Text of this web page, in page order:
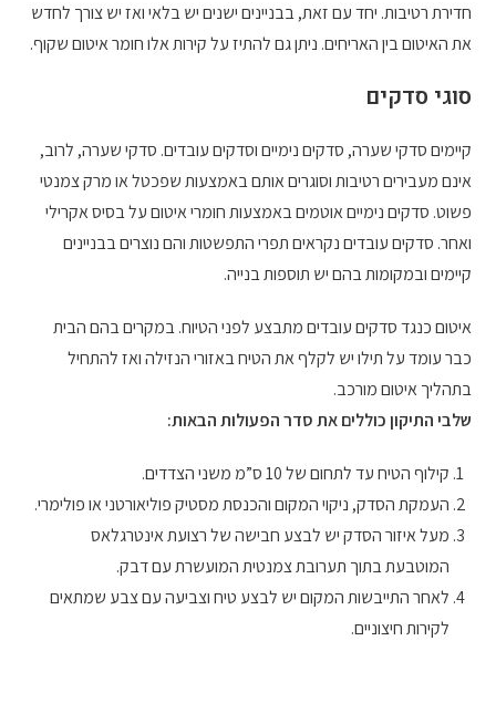
חדירת רטיבות. יחד עם זאת, בבניינים ישנים יש בלאי ואז יש צורך לחדש
את האיטום בין האריחים. ניתן גם להתיז על קירות אלו חומר איטום שקוף.
סוגי סדקים
קיימים סדקי שערה, סדקים נימיים וסדקים עובדים. סדקי שערה, לרוב,
אינם מעבירים רטיבות וסוגרים אותם באמצעות שפכטל או מרק צמנטי
פשוט. סדקים נימיים אוטמים באמצעות חומרי איטום על בסיס אקרילי
ואחר. סדקים עובדים נקראים תפרי התפשטות והם נוצרים בבניינים
קיימים ובמקומות בהם יש תוספות בנייה.
איטום כנגד סדקים עובדים מתבצע לפני הטיוח. במקרים בהם הבית
כבר עומד על תילו יש לקלף את הטיח באזורי הנזילה ואז להתחיל
בתהליך איטום מורכב.
שלבי התיקון כוללים את סדר הפעולות הבאות:
קילוף הטיח עד לתחום של 10 ס”מ משני הצדדים.
העמקת הסדק, ניקוי המקום והכנסת מסטיק פוליאורטני או פולימרי.
מעל איזור הסדק יש לבצע חבישה של רצועת אינטרגלאס
המוטבעת בתוך תערובת צמנטית המועשרת עם דבק.
לאחר התייבשות המקום יש לבצע טיח וצביעה עם צבע שמתאים
לקירות חיצוניים.